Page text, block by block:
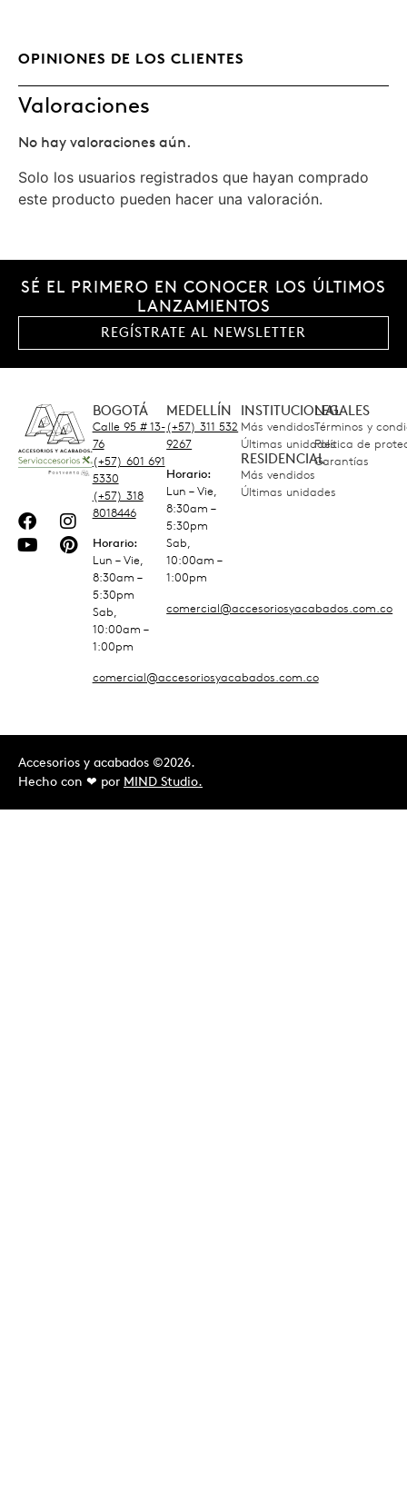
OPINIONES DE LOS CLIENTES
Valoraciones
No hay valoraciones aún.
Solo los usuarios registrados que hayan comprado
este producto pueden hacer una valoración.
SÉ EL PRIMERO EN CONOCER LOS ÚLTIMOS
LANZAMIENTOS
REGÍSTRATE AL NEWSLETTER
BOGOTÁ
Calle 95 # 13-
76
(+57) 601 691
5330
(+57) 318
8018446
Horario:
Lun – Vie,
8:30am –
5:30pm
Sab,
10:00am –
1:00pm
comercial@accesoriosyacabados.com.co
MEDELLÍN
(+57) 311 532
9267
Horario:
Lun – Vie,
8:30am –
5:30pm
Sab,
10:00am –
1:00pm
comercial@accesoriosyacabados.com.co
INSTITUCIONAL
Más vendidos
Últimas unidades
RESIDENCIAL
Más vendidos
Últimas unidades
LEGALES
Términos y
Política de
Garantías
Accesorios y acabados ©2026.
Hecho con ❤︎ por MIND Studio.